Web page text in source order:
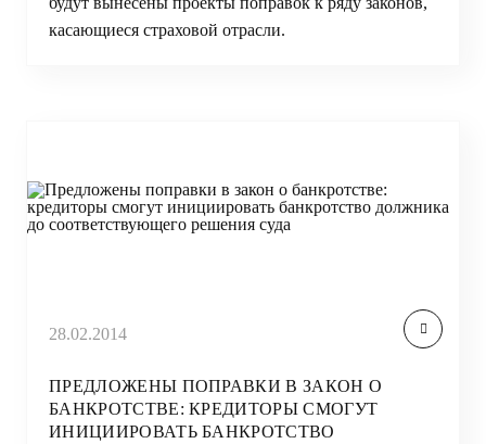
касающиеся страховой отрасли.
28.02.2014
ПРЕДЛОЖЕНЫ ПОПРАВКИ В ЗАКОН О
БАНКРОТСТВЕ: КРЕДИТОРЫ СМОГУТ
ИНИЦИИРОВАТЬ БАНКРОТСТВО